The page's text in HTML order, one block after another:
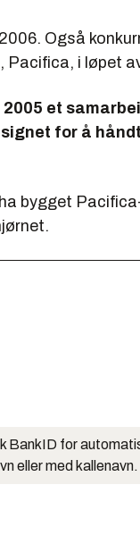
Også
Pacifica, i løpet
et
for å
bygget
BankID for
eller med kallenavn.